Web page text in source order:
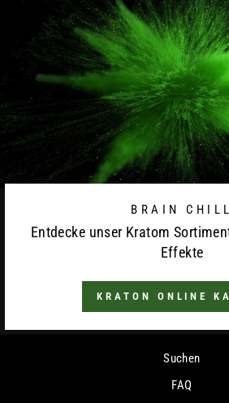
BRAIN CHILL
Entdecke unser Kratom
Effekte
KRATON ONLINE
Suchen
FAQ